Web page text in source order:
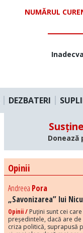
NUMĂRUL
DEZBATERI
Donează
Opinii
Andreea Pora
„Savonizarea” lui
Opinii / Puțini sunt cei
președintele, dacă are
criza politică, suprapusă